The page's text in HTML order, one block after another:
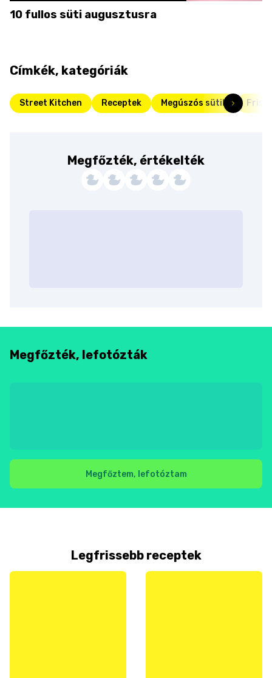
10 fullos süti augusztusra
Címkék, kategóriák
Street Kitchen Receptek Megúszós sütik Friss
Megfőzték, értékelték
Megfőzték, lefotózták
Megfőztem, lefotóztam
Legfrissebb receptek